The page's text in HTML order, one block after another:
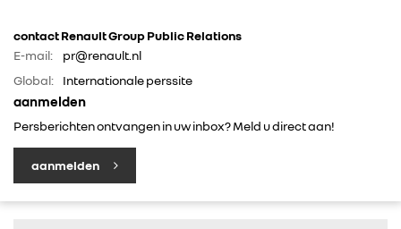
contact Renault Group Public Relations
E-mail:
pr@renault.nl
Global:
Internationale perssite
aanmelden
Persberichten ontvangen in uw inbox? Meld u direct aan!
aanmelden